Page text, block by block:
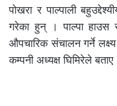
पोखरा र पाल्पाली
गरेका हुन् । पाल्पा हाउस
औपचारिक संचालन गर्ने
कम्पनी अध्यक्ष घिमिरेले बताए